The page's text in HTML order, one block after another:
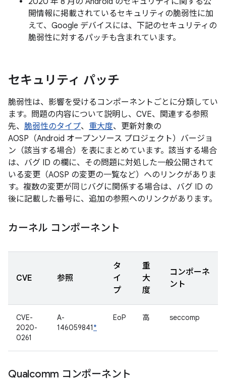
開情報に掲載されているセキュリティの脆弱性に加
えて、Google デバイスには、下記のセキュリティの
脆弱性に対するパッチも含まれています。
セキュリティ パッチ
脆弱性は、影響を受けるコンポーネントごとに分類してい
ます。問題の内容について説明し、CVE、関連する参照
先、 脆弱性のタイプ、 重大度、更新対象の
AOSP（Android オープンソース プロジェクト）バージョ
ン（該当する場合）を表にまとめています。該当する場合
は、バグ ID の欄に、その問題に対処した一般公開されて
いる変更（AOSP の変更の一覧など）へのリンクがありま
す。複数の変更が同じバグに関係する場合は、バグ ID の
後に記載した番号に、追加の参照へのリンクがあります。
カーネル コンポーネント
CVE 参照
タ
イ
プ
重
大
度
コンポーネ
ント
CVE-
2020-
0261
A-
146059841*
EoP 高 seccomp
Qualcomm コンポーネント